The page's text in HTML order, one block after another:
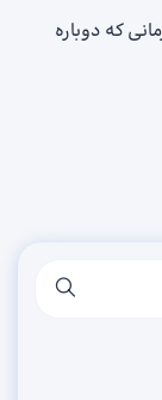
که دوباره